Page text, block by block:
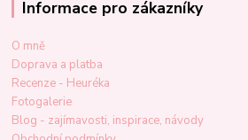
Informace pro zákazníky
O mně
Doprava a platba
Recenze - Heuréka
Fotogalerie
Blog - zajímavosti, inspirace, návody